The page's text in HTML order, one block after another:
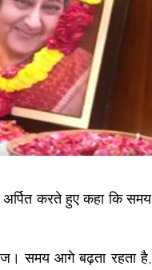
अर्पित करते हुए कहा कि समय
समय आगे बढ़ता रहता है,